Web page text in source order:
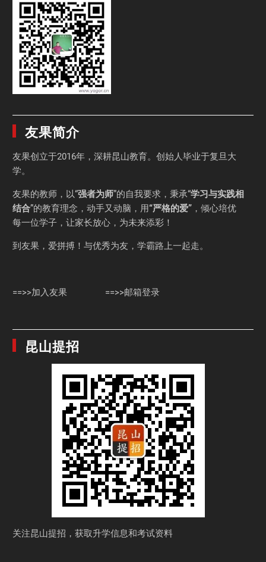
友果简介
友果创立于2016年，深耕昆山教育。创始人毕业于复旦大
学。
友果的教师，以“强者为师”的自我要求，秉承“学习与实践相
结合”的教育理念，动手又动脑，用“严格的爱” ，倾心培优
每一位学子，让家长放心，为未来添彩！
到友果，爱拼搏！与优秀为友，学霸路上一起走。
==>>加入友果 ==>>邮箱登录
昆山提招
关注昆山提招，获取升学信息和考试资料